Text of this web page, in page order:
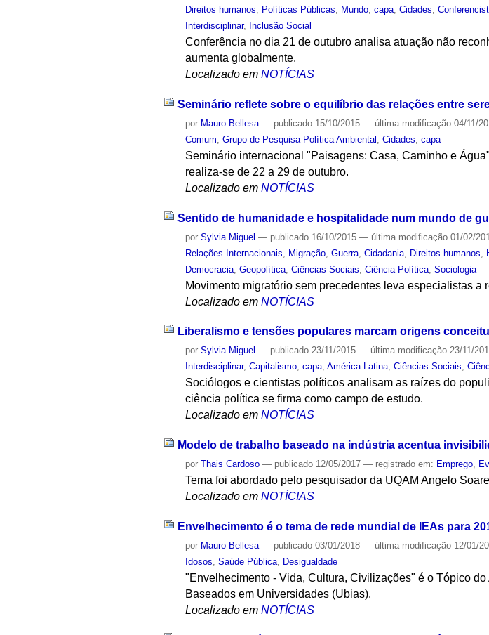
Direitos humanos, Políticas Públicas, Mundo,capa,Cidades,
Interdisciplinar, Inclusão Social
Conferência no dia 21 de outubro analisa atuação não
aumenta globalmente.
Localizado em NOTÍCIAS
Seminário reflete sobre o equilíbrio das relações entre
por Mauro Bellesa — publicado 15/10/2015— última modificação 04/11/
Comum ,Grupo de Pesquisa Política Ambiental ,Cidades ,capa
Seminário internacional "Paisagens: Casa, Caminho e
realiza-se de 22 a 29 de outubro.
Localizado em NOTÍCIAS
Sentido de humanidade e hospitalidade num mundo de
porSylvia Miguel — publicado 16/10/2015— última modificação 01/02/
Relações Internacionais
Migração ,Guerra ,Cidadania Direitos humanos
Democracia ,Geopolítica ,Ciências Sociais ,Ciência Política ,Sociologia
Movimento migratório sem precedentes leva especialistas
Localizado em NOTÍCIAS
Liberalismo e tensões populares marcam origens
porSylvia Miguel — publicado 23/11/2015— última modificação 23/11/
Interdisciplinar,Capitalismo,capa,América Latina,Ciências Sociais,
Sociólogos e cientistas políticos analisam as raízes do
ciência política se firma como campo de estudo.
Localizado em NOTÍCIAS
Modelo de trabalho baseado na indústria acentua
porThais Cardoso — publicado 12/05/2017— registrado em: Emprego
Tema foi abordado pelo pesquisador da UQAM Angelo
Localizado em NOTÍCIAS
Envelhecimento é o tema de rede mundial de IEAs para
por Mauro Bellesa — publicado 03/01/2018— última modificação 12/01/
Idosos ,Saúde Pública Desigualdade
"Envelhecimento - Vida, Cultura, Civilizações" é o Tópico
Baseados em Universidades (Ubias).
Localizado em NOTÍCIAS